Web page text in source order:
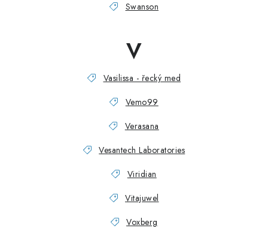
Swanson
V
Vasilissa - řecký med
Vemo99
Verasana
Vesantech Laboratories
Viridian
Vitajuwel
Voxberg